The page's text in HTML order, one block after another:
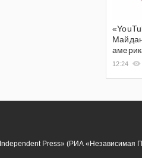
12:24
Press» (РИА «Независимая